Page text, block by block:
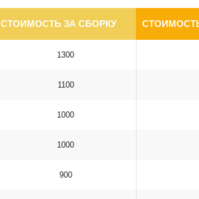
СТОИМОСТЬ ЗА СБОРКУ
1300
1100
1000
1000
900